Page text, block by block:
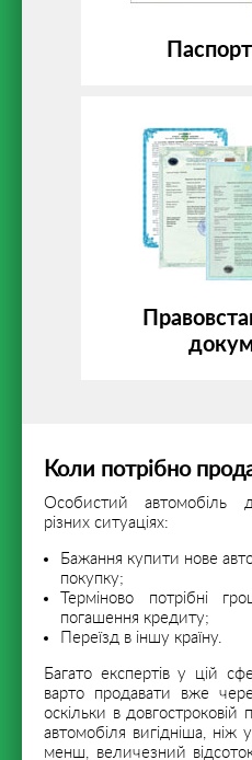
Коли потрібно
Особистий автомобіль
різних ситуаціях:
Бажання купити нове
покупку;
Терміново потрібні
погашення кредиту;
Переїзд в іншу країну.
Багато експертів у цій
варто продавати вже
оскільки в довгостроковій
автомобіля вигідніша,
менш, величезний